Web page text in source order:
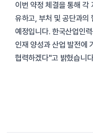
이번 약정 체결을 통해 각
유하고, 부처 및 공단과의
예정입니다. 한국산업인
인재 양성과 산업 발전에
협력하겠다"고 밝혔습니